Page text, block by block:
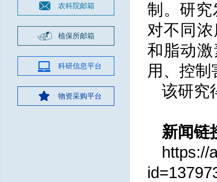
农科院邮箱
植保所邮箱
科研信息平台
物资采购平台
制。研
对不同
和脂动
用、控制
该研究
新闻链
https://